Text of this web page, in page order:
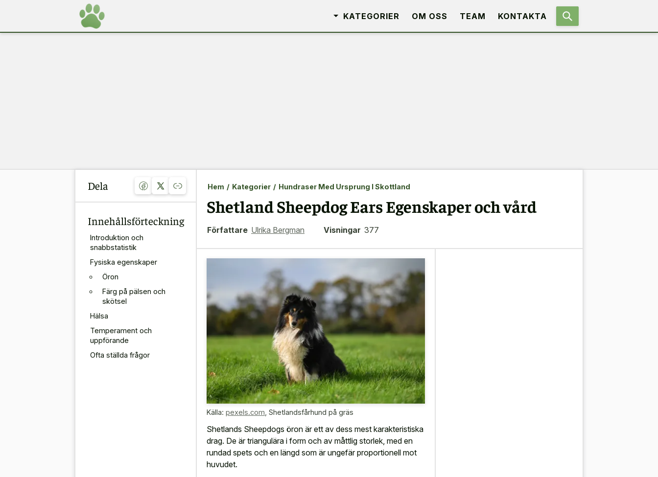
KATEGORIER OM OSS TEAM KONTAKTA
Dela
Innehållsförteckning
Introduktion och
snabbstatistik
Fysiska egenskaper
Öron
Färg på pälsen och
skötsel
Hälsa
Temperament och
uppförande
Ofta ställda frågor
Hem / Kategorier / Hundraser Med Ursprung I Skottland
Shetland Sheepdog Ears Egenskaper och vård
Författare Ulrika Bergman Visningar 377
Källa: pexels.com Shetlandsfårhund på gräs
Shetlands Sheepdogs öron är ett av dess mest karakteristiska
drag. De är triangulära i form och av måttlig storlek, med en
rundad spets och en längd som är ungefär proportionell mot
huvudet.